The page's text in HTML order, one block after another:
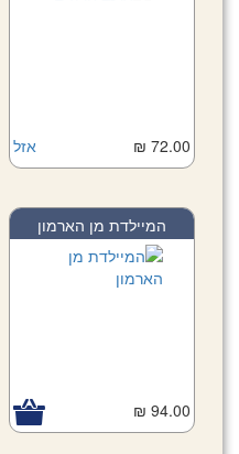
אזל 72.00 ₪
המיילדת מן הארמון
94.00 ₪